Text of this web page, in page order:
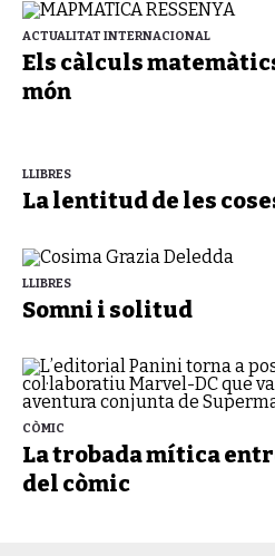
ACTUALITAT INTERNACIONAL
Els càlculs
món
LLIBRES
La lentitud de les
LLIBRES
Somni i solitud
CÒMIC
La trobada mítica
del còmic